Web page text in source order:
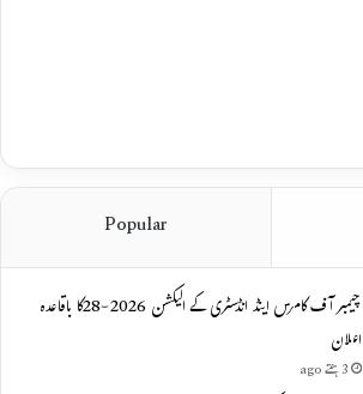
Popular
چیمبر آف کامرس اینڈ انڈسٹری کے الیکشن 2026-28کا باقاعدہ
اعلان
3 ہفتے ago